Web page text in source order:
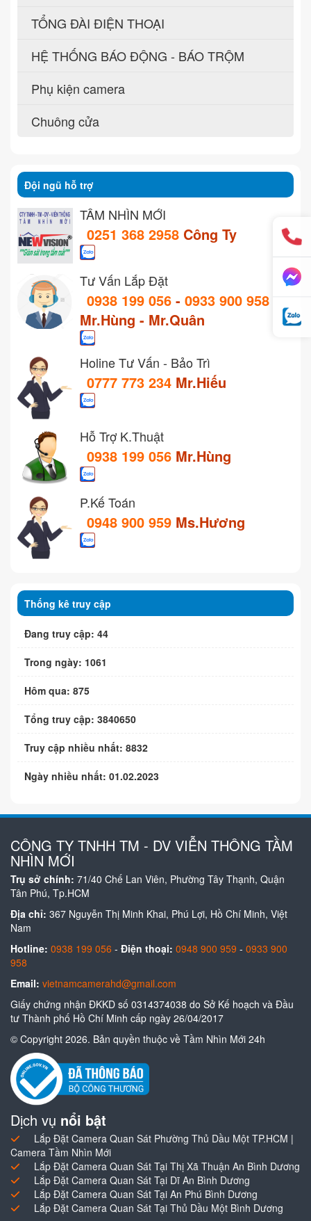
TỔNG ĐÀI ĐIỆN THOẠI
HỆ THỐNG BÁO ĐỘNG - BÁO TRỘM
Phụ kiện camera
Chuông cửa
Đội ngũ hỗ trợ
TẦM NHÌN MỚI
0251 368 2958 Công Ty
Tư Vấn Lắp Đặt
0938 199 056 - 0933 900 958
Mr.Hùng - Mr.Quân
Holine Tư Vấn - Bảo Trì
0777 773 234 Mr.Hiếu
Hỗ Trợ K.Thuật
0938 199 056 Mr.Hùng
P.Kế Toán
0948 900 959 Ms.Hương
Thống kê truy cập
Đang truy cập: 44
Trong ngày: 1061
Hôm qua: 875
Tổng truy cập: 3840650
Truy cập nhiều nhất: 8832
Ngày nhiều nhất: 01.02.2023
CÔNG TY TNHH TM - DV VIỄN THÔNG TẦM
NHÌN MỚI
Trụ sở chính: 71/40 Chế Lan Viên, Phường Tây Thạnh, Quận
Tân Phú, Tp.HCM
Địa chỉ: 367 Nguyễn Thị Minh Khai, Phú Lợi, Hồ Chí Minh, Việt
Nam
Hotline: 0938 199 056 - Điện thoại: 0948 900 959 - 0933 900
958
Email: vietnamcamerahd@gmail.com
Giấy chứng nhận ĐKKD số 0314374038 do Sở Kế hoạch và Đầu
tư Thành phố Hồ Chí Minh cấp ngày 26/04/2017
© Copyright 2026. Bản quyền thuộc về Tầm Nhìn Mới 24h
Dịch vụ nổi bật
Lắp Đặt Camera Quan Sát Phường Thủ Dầu Một TP.HCM |
Camera Tầm Nhìn Mới
Lắp Đặt Camera Quan Sát Tại Thị Xã Thuận An Bình Dương
Lắp Đặt Camera Quan Sát Tại Dĩ An Bình Dương
Lắp Đặt Camera Quan Sát Tại An Phú Bình Dương
Lắp Đặt Camera Quan Sát Tại Thủ Dầu Một Bình Dương